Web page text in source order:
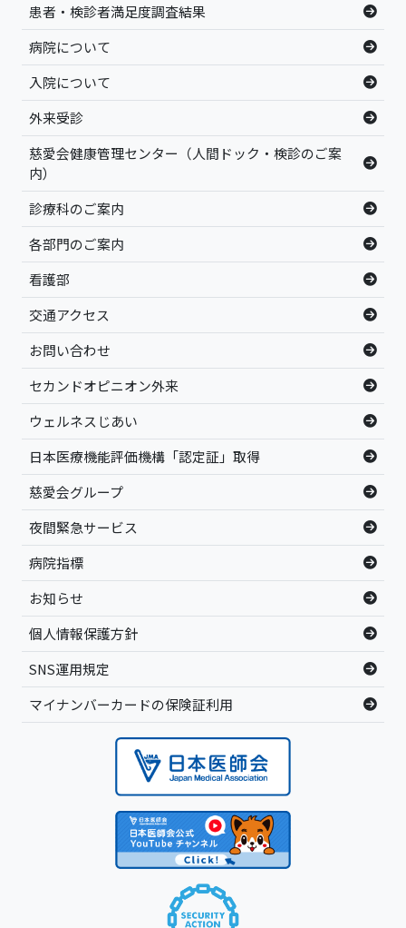
患者・検診者満足度調査結果
病院について
入院について
外来受診
慈愛会健康管理センター（人間ドック・検診のご案
内）
診療科のご案内
各部門のご案内
看護部
交通アクセス
お問い合わせ
セカンドオピニオン外来
ウェルネスじあい
日本医療機能評価機構「認定証」取得
慈愛会グループ
夜間緊急サービス
病院指標
お知らせ
個人情報保護方針
SNS運用規定
マイナンバーカードの保険証利用